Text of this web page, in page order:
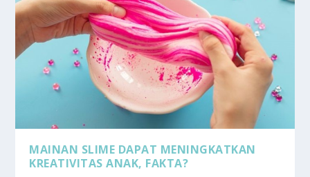
MAINAN SLIME DAPAT MENINGKATKAN
KREATIVITAS ANAK, FAKTA?